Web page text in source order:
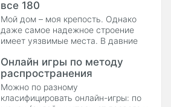
все 180
Мой дом – моя крепость. Однако
даже самое надежное строение
имеет уязвимые места. В давние
был самым слабым звеном в
защите. Именно его защищали
стражники, именно его оборудовали
воротами, которые закрывались на
Онлайн игры по методу
распространения
Можно по разному
класифицировать онлайн-игры: по